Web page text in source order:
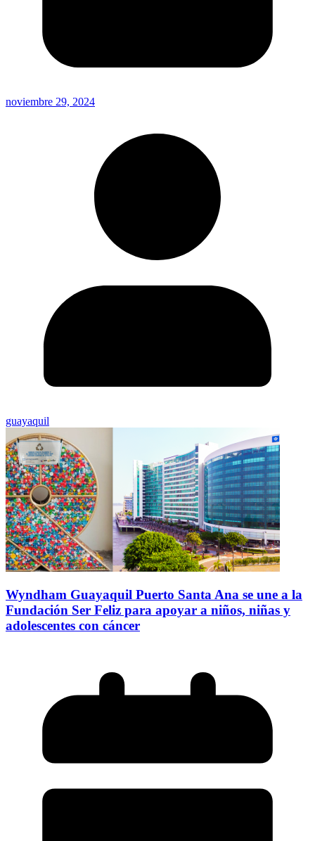
noviembre 29, 2024
guayaquil
Wyndham Guayaquil Puerto Santa Ana se une a la
Fundación Ser Feliz para apoyar a niños, niñas y
adolescentes con cáncer